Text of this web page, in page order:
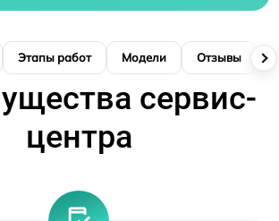
Этапы работ Модели Отзывы
сервис-
центра